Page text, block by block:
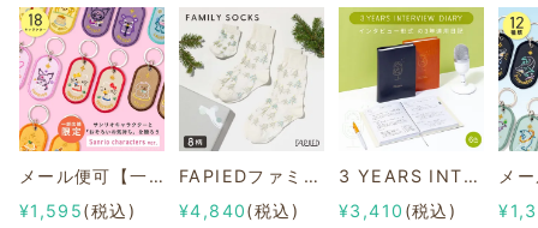
メール便可【一部店舗限定】2/8b PAIR KEY RING Sanrio characters ver.
¥1,595(税込)
FAPIEDファミリーソックスセット 総柄
¥4,840(税込)
3 YEARS INTERVIEW DIARY
¥3,410 (税込)